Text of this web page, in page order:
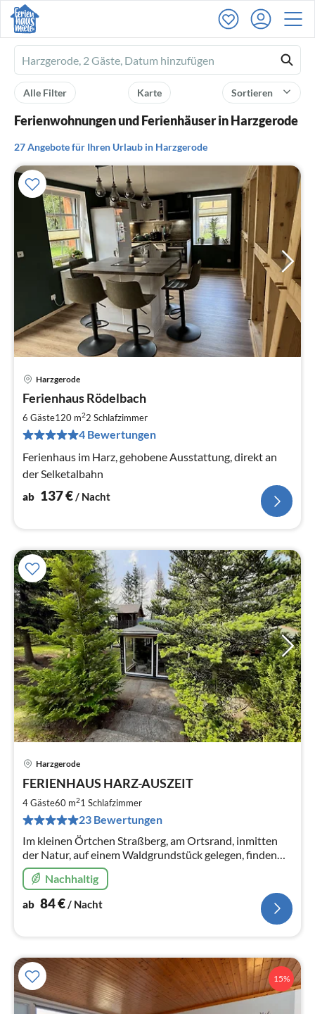
Ferienhausmiete
logo
Sortieren
Karte
Alle Filter
Ferienwohnungen und Ferienhäuser in Harzgerode
27 Angebote für Ihren Urlaub in Harzgerode
Harzgerode
Ferienhaus Rödelbach
6 Gäste120 m22 Schlafzimmer
4 Bewertungen
Ferienhaus im Harz, gehobene Ausstattung, direkt an
der Selketalbahn
ab 137€/ Nacht
Harzgerode
FERIENHAUS HARZ-AUSZEIT
4 Gäste60 m21 Schlafzimmer
23 Bewertungen
Im kleinen Örtchen Straßberg, am Ortsrand, inmitten
der Natur, auf einem Waldgrundstück gelegen, finden
Sie unser Ferienhaus. Dieses ist für bis zu 4 Personen
geeignet.Nachhaltig
ab 84€/ Nacht
15%